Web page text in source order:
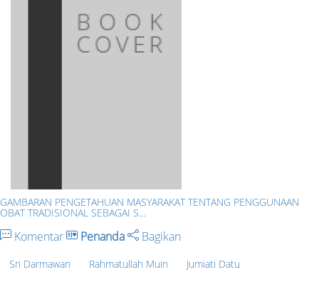
GAMBARAN PENGETAHUAN MASYARAKAT TENTANG PENGGUNAAN
OBAT TRADISIONAL SEBAGAI S…
Komentar Penanda Bagikan
Sri Darmawan Rahmatullah Muin Jumiati Datu